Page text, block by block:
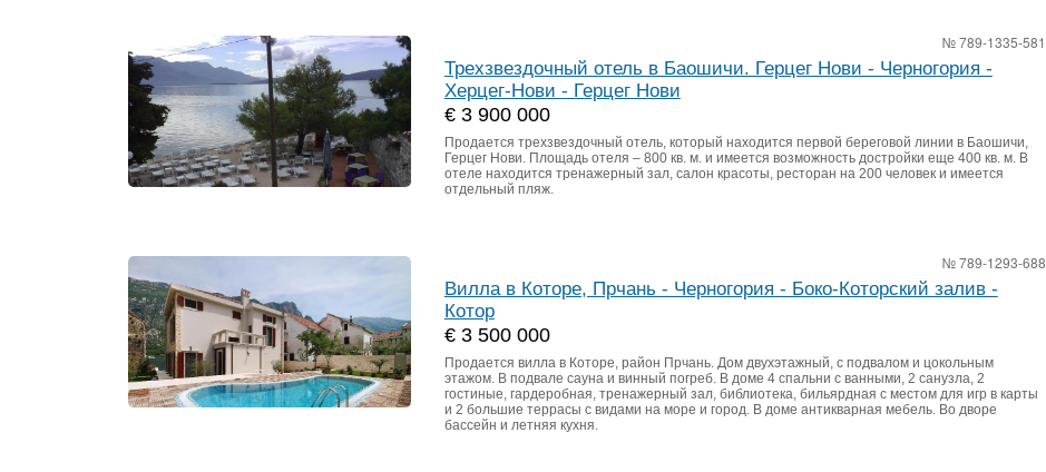
№ 789-1335-581
Трехзвездочный отель в Баошичи. Герцег Нови - Черногория -
Херцег-Нови - Герцег Нови
€ 3 900 000
Продается трехзвездочный отель, который находится первой береговой линии в Баошичи,
Герцег Нови. Площадь отеля – 800 кв. м. и имеется возможность достройки еще 400 кв. м. В
отеле находится тренажерный зал, салон красоты, ресторан на 200 человек и имеется
отдельный пляж.
№ 789-1293-688
Вилла в Которе, Прчань - Черногория - Боко-Которский залив -
Котор
€ 3 500 000
Продается вилла в Которе, район Прчань. Дом двухэтажный, с подвалом и цокольным
этажом. В подвале сауна и винный погреб. В доме 4 спальни с ванными, 2 санузла, 2
гостиные, гардеробная, тренажерный зал, библиотека, бильярдная с местом для игр в карты
и 2 большие террасы с видами на море и город. В доме антикварная мебель. Во дворе
бассейн и летняя кухня.